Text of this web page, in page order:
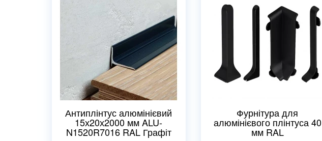
Антиплінтус алюмінієвий
15х20х2000 мм ALU-
N1520R7016 RAL Графіт
Фурнітура для
алюмінієвого плінтуса 40
мм RAL